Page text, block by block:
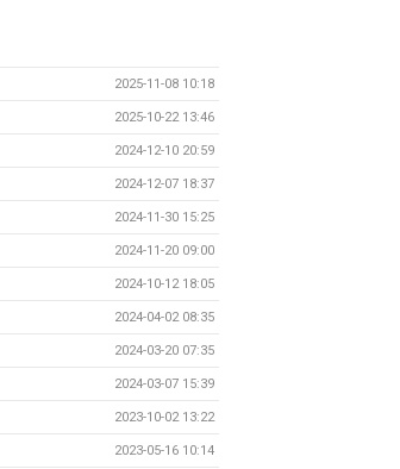
2025-11-08 10:18
2025-10-22 13:46
2024-12-10 20:59
2024-12-07 18:37
2024-11-30 15:25
2024-11-20 09:00
2024-10-12 18:05
2024-04-02 08:35
2024-03-20 07:35
2024-03-07 15:39
2023-10-02 13:22
2023-05-16 10:14